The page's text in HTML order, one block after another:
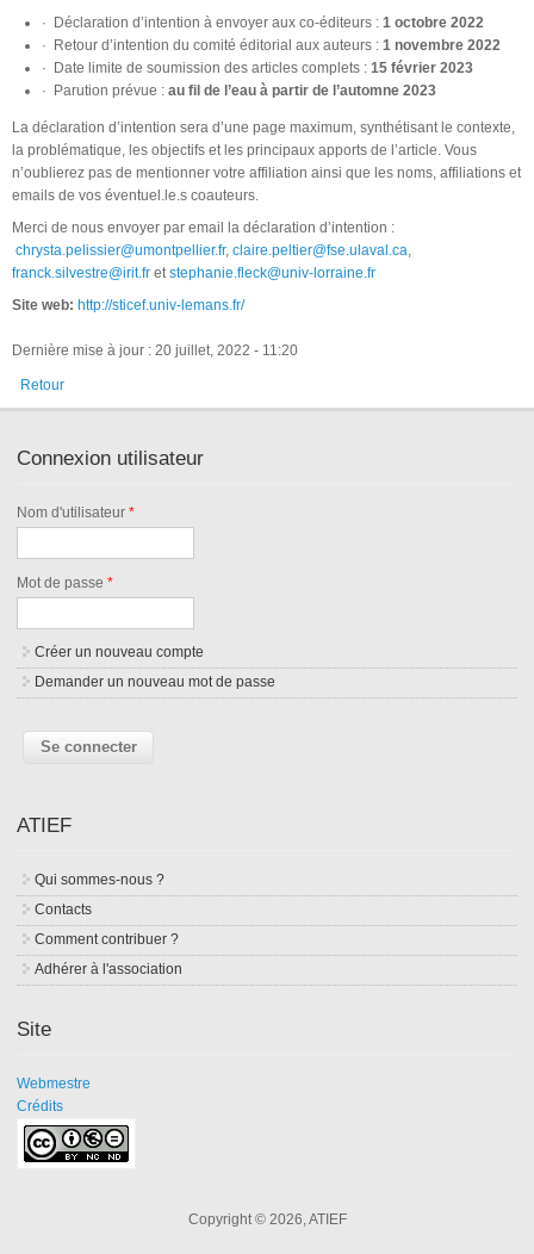
· Déclaration d’intention à envoyer aux co-éditeurs : 1 octobre 2022
· Retour d’intention du comité éditorial aux auteurs : 1 novembre 2022
· Date limite de soumission des articles complets : 15 février 2023
· Parution prévue : au fil de l’eau à partir de l’automne 2023
La déclaration d’intention sera d’une page maximum, synthétisant le contexte,
la problématique, les objectifs et les principaux apports de l’article. Vous
n’oublierez pas de mentionner votre affiliation ainsi que les noms, affiliations et
emails de vos éventuel.le.s coauteurs.
Merci de nous envoyer par email la déclaration d’intention :
chrysta.pelissier@umontpellier.fr, claire.peltier@fse.ulaval.ca,
franck.silvestre@irit.fr etstephanie.fleck@univ-lorraine.fr
Site web: http://sticef.univ-lemans.fr/
Dernière mise à jour : 20 juillet, 2022 - 11:20
Retour
Connexion utilisateur
Nom d'utilisateur*
Mot de passe*
Créer un nouveau compte
Demander un nouveau mot de passe
ATIEF
Qui sommes-nous ?
Contacts
Comment contribuer ?
Adhérer à l'association
Site
Webmestre
Crédits
Copyright © 2026, ATIEF